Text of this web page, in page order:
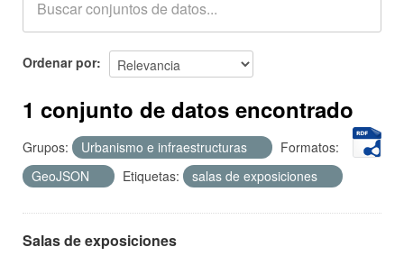
Acerca de
Ordenar por
1 conjunto de datos encontrado
Grupos: Urbanismo e infraestructuras
Formatos:
GeoJSON
Etiquetas: salas de exposiciones
Salas de exposiciones